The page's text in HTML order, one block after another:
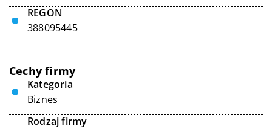
REGON
388095445
Cechy firmy
Kategoria
Biznes
Rodzaj firmy